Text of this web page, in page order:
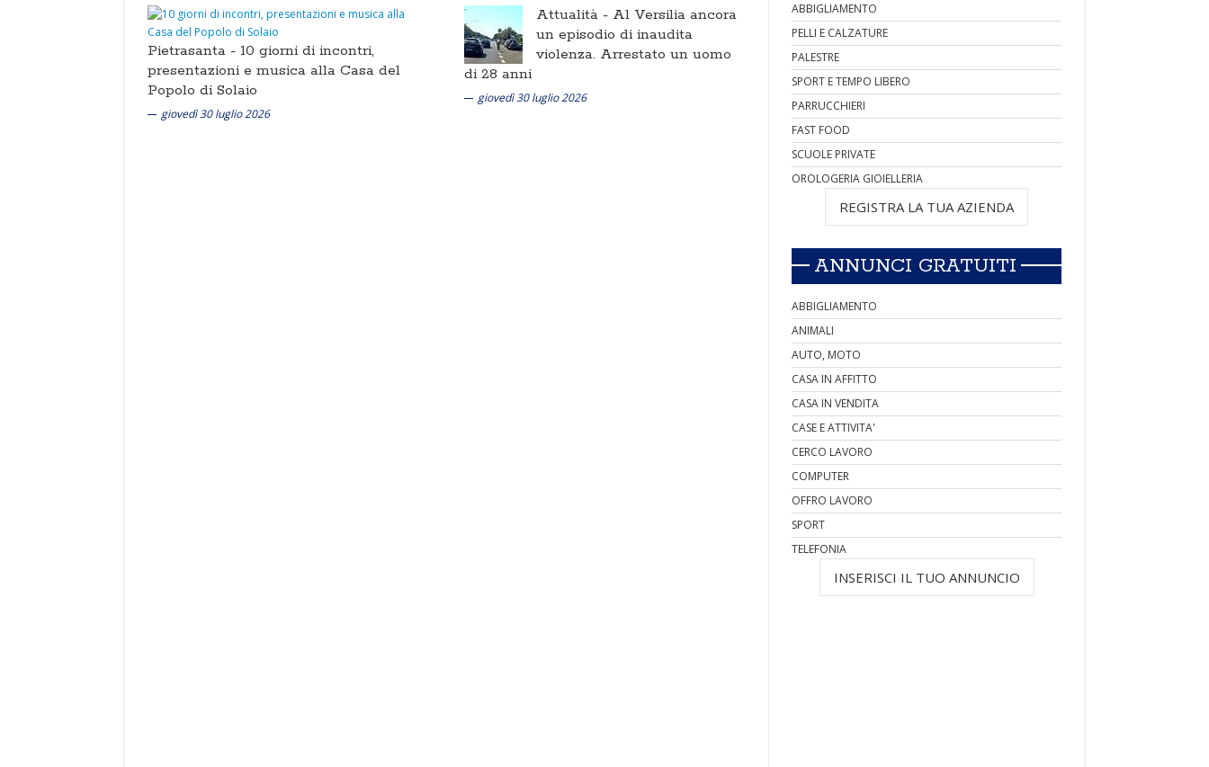
Pietrasanta - 10 giorni di incontri,
presentazioni e musica alla Casa del
Popolo di Solaio
giovedì 30 luglio 2026
Attualità - Al Versilia ancora
un episodio di inaudita
violenza. Arrestato un uomo
di 28 anni
giovedì 30 luglio 2026
ABBIGLIAMENTO
PELLI E CALZATURE
PALESTRE
SPORT E TEMPO LIBERO
PARRUCCHIERI
FAST FOOD
SCUOLE PRIVATE
OROLOGERIA GIOIELLERIA
REGISTRA LA TUA AZIENDA
ANNUNCI GRATUITI
ABBIGLIAMENTO
ANIMALI
AUTO, MOTO
CASA IN AFFITTO
CASA IN VENDITA
CASE E ATTIVITA'
CERCO LAVORO
COMPUTER
OFFRO LAVORO
SPORT
TELEFONIA
INSERISCI IL TUO ANNUNCIO